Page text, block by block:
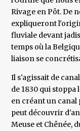
Rivage en Pôt. De
expliqueront
fluviale devant
temps où la
liaison se
Il s'agissait de
de 1830 qui
en créant un canal
peut découvrir
Meuse et Chênée,